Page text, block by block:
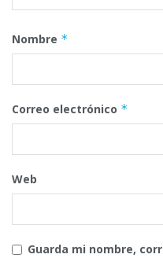
Nombre *
Correo electrónico *
Web
Guarda mi nombre,